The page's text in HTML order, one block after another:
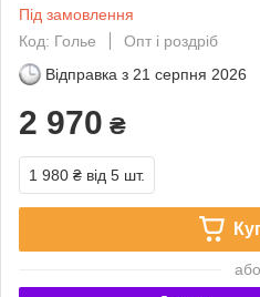
Під замовлення
Код: Голье
Опт і роздріб
Відправка з 21 серпня 2026
2 970 ₴
1 980 ₴ від 5 шт.
або